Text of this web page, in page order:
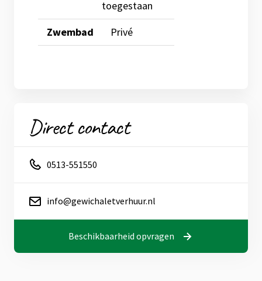
De locatie van de
toegestaan
Zwembad
Privé
Direct contact
0513-551550
info@gewichaletverhuur.nl
Beschikbaarheid opvragen